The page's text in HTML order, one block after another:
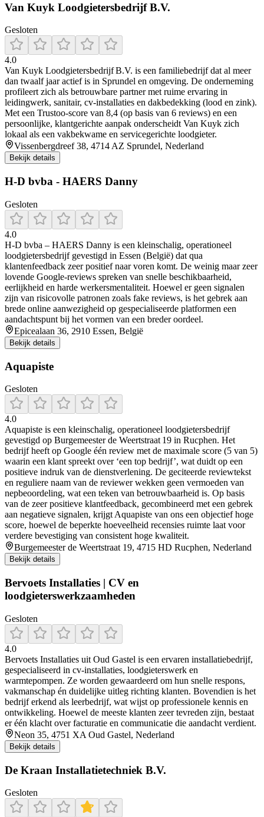
Van Kuyk Loodgietersbedrijf B.V.
Gesloten
4.0
Van Kuyk Loodgietersbedrijf B.V. is een familiebedrijf dat al meer
dan twaalf jaar actief is in Sprundel en omgeving. De onderneming
profileert zich als betrouwbare partner met ruime ervaring in
leidingwerk, sanitair, cv-installaties en dakbedekking (lood en zink).
Met een Trustoo-score van 8,4 (op basis van 6 reviews) en een
persoonlijke, klantgerichte aanpak onderscheidt Van Kuyk zich
lokaal als een vakbekwame en servicegerichte loodgieter.
Vissenbergdreef 38, 4714 AZ Sprundel, Nederland
Bekijk details
H-D bvba - HAERS Danny
Gesloten
4.0
H‑D bvba – HAERS Danny is een kleinschalig, operationeel
loodgietersbedrijf gevestigd in Essen (België) dat qua
klantenfeedback zeer positief naar voren komt. De weinig maar zeer
lovende Google‑reviews spreken van snelle beschikbaarheid,
eerlijkheid en harde werkersmentaliteit. Hoewel er geen signalen
zijn van risicovolle patronen zoals fake reviews, is het gebrek aan
brede online aanwezigheid op gespecialiseerde platformen een
aandachtspunt bij het vormen van een breder oordeel.
Epicealaan 36, 2910 Essen, België
Bekijk details
Aquapiste
Gesloten
4.0
Aquapiste is een kleinschalig, operationeel loodgietersbedrijf
gevestigd op Burgemeester de Weertstraat 19 in Rucphen. Het
bedrijf heeft op Google één review met de maximale score (5 van 5)
waarin een klant spreekt over ‘een top bedrijf’, wat duidt op een
positieve indruk van de dienstverlening. De geciteerde reviewtekst
en reguliere naam van de reviewer wekken geen vermoeden van
nepbeoordeling, wat een teken van betrouwbaarheid is. Op basis
van de zeer positieve klantfeedback, gecombineerd met een gebrek
aan negatieve signalen, krijgt Aquapiste van ons een objectief hoge
score, hoewel de beperkte hoeveelheid recensies ruimte laat voor
verdere bevestiging van consistent hoge kwaliteit.
Burgemeester de Weertstraat 19, 4715 HD Rucphen, Nederland
Bekijk details
Bervoets Installaties | CV en
loodgieterswerkzaamheden‎
Gesloten
4.0
Bervoets Installaties uit Oud Gastel is een ervaren installatiebedrijf,
gespecialiseerd in cv-installaties, loodgieterswerk en
warmtepompen. Ze worden gewaardeerd om hun snelle respons,
vakmanschap én duidelijke uitleg richting klanten. Bovendien is het
bedrijf erkend als leerbedrijf, wat wijst op professionele kennis en
ontwikkeling. Hoewel de meeste klanten zeer tevreden zijn, bestaat
er één klacht over facturatie en communicatie die aandacht verdient.
Neon 35, 4751 XA Oud Gastel, Nederland
Bekijk details
De Kraan Installatietechniek B.V.
Gesloten